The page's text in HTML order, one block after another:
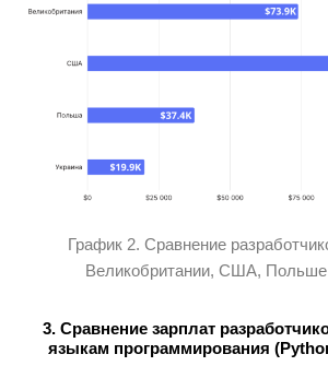
График 2. Сравнение
Великобритании, США, Польше
3. Сравнение зарплат
языкам программирования